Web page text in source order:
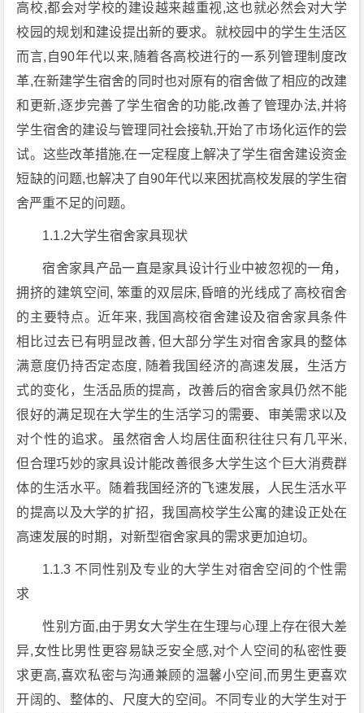
高校,都会对学校的建设越来越重视,这也就必然会对大学
校园的规划和建设提出新的要求。就校园中的学生生活区
而言,自90年代以来,随着各高校进行的一系列管理制度改
革,在新建学生宿舍的同时也对原有的宿舍做了相应的改建
和更新,逐步完善了学生宿舍的功能,改善了管理办法,并将
学生宿舍的建设与管理同社会接轨,开始了市场化运作的尝
试。这些改革措施,在一定程度上解决了学生宿舍建设资金
短缺的问题,也解决了自90年代以来困扰高校发展的学生宿
舍严重不足的问题。
1.1.2大学生宿舍家具现状
宿舍家具产品一直是家具设计行业中被忽视的一角，
拥挤的建筑空间, 笨重的双层床,昏暗的光线成了高校宿舍
的主要特点。近年来, 我国高校宿舍建设及宿舍家具条件
相比过去已有明显改善, 但大部分学生对宿舍家具的整体
满意度仍持否定态度, 随着我国经济的高速发展，生活方
式的变化，生活品质的提高，改善后的宿舍家具仍然不能
很好的满足现在大学生的生活学习的需要、审美需求以及
对个性的追求。虽然宿舍人均居住面积往往只有几平米,
但合理巧妙的家具设计能改善很多大学生这个巨大消费群
体的生活水平。随着我国经济的飞速发展，人民生活水平
的提高以及大学的扩招，我国高校学生公寓的建设正处在
高速发展的时期，对新型宿舍家具的需求更加迫切。
1.1.3 不同性别及专业的大学生对宿舍空间的个性需
求
性别方面,由于男女大学生在生理与心理上存在很大差
异,女性比男性更容易缺乏安全感,对个人空间的私密性要
求更高,喜欢私密与沟通兼顾的温馨小空间,而男生更喜欢
开阔的、整体的、尺度大的空间。不同专业的大学生对于